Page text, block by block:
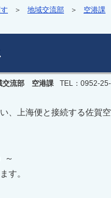
地域交流部 空港課
交流部 空港課 TEL：0952-
、上海便と接続する佐賀
～
す。